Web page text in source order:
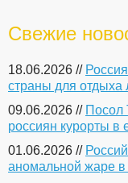
Свежие
18.06.2026 //
страны для отдыха
09.06.2026 // Посол
россиян курорты в
01.06.2026 //
аномальной жаре в